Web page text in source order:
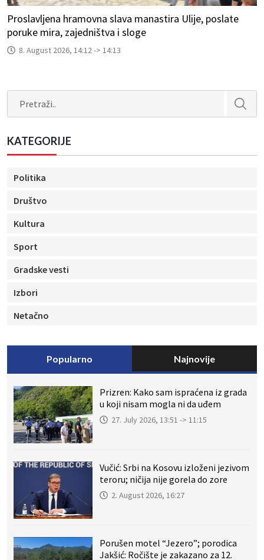
Proslavljena hramovna slava manastira Ulije, poslate
poruke mira, zajedništva i sloge
8. August 2026, 14:12 -> 14:13
KATEGORIJE
Politika
Društvo
Kultura
Sport
Gradske vesti
Izbori
Netačno
Popularno Najnovije
Prizren: Kako sam ispraćena iz grada
u koji nisam mogla ni da uđem
27. July 2026, 13:51 -> 11:15
Vučić: Srbi na Kosovu izloženi jezivom
teroru; ničija nije gorela do zore
2. August 2026, 16:27
Porušen motel “Jezero”; porodica
Jakšić: Ročište je zakazano za 12.